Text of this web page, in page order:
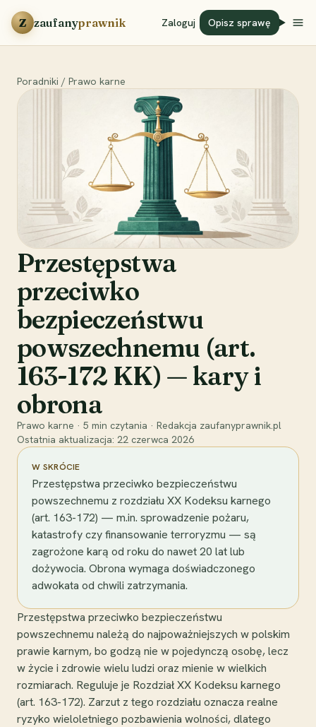
Przejdź do treści
Z zaufanyprawnik Zaloguj Opisz sprawę
Poradniki / Prawo karne
Przestępstwa
przeciwko
bezpieczeństwu
powszechnemu (art.
163-172 KK) — kary i
obrona
Prawo karne · 5 min czytania · Redakcja zaufanyprawnik.pl
Ostatnia aktualizacja: 22 czerwca 2026
W SKRÓCIE
Przestępstwa przeciwko bezpieczeństwu
powszechnemu z rozdziału XX Kodeksu karnego
(art. 163-172) — m.in. sprowadzenie pożaru,
katastrofy czy finansowanie terroryzmu — są
zagrożone karą od roku do nawet 20 lat lub
dożywocia. Obrona wymaga doświadczonego
adwokata od chwili zatrzymania.
Przestępstwa przeciwko bezpieczeństwu
powszechnemu należą do najpoważniejszych w polskim
prawie karnym, bo godzą nie w pojedynczą osobę, lecz
w życie i zdrowie wielu ludzi oraz mienie w wielkich
rozmiarach. Reguluje je Rozdział XX Kodeksu karnego
(art. 163-172). Zarzut z tego rozdziału oznacza realne
ryzyko wieloletniego pozbawienia wolności, dlatego